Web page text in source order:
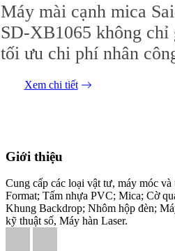
Máy mài cạnh mica
SD-XB1065 không chỉ
tối ưu chi phí nhân
còn khẳng định uy tín
hiệu thông qua chất
Xem chi tiết
Giới thiệu
Cung cấp các loại vật tư, máy móc và
Format; Tấm nhựa PVC; Mica; Cờ
Khung Backdrop; Nhôm hộp đèn;
kỹ thuật số, Máy hàn Laser.